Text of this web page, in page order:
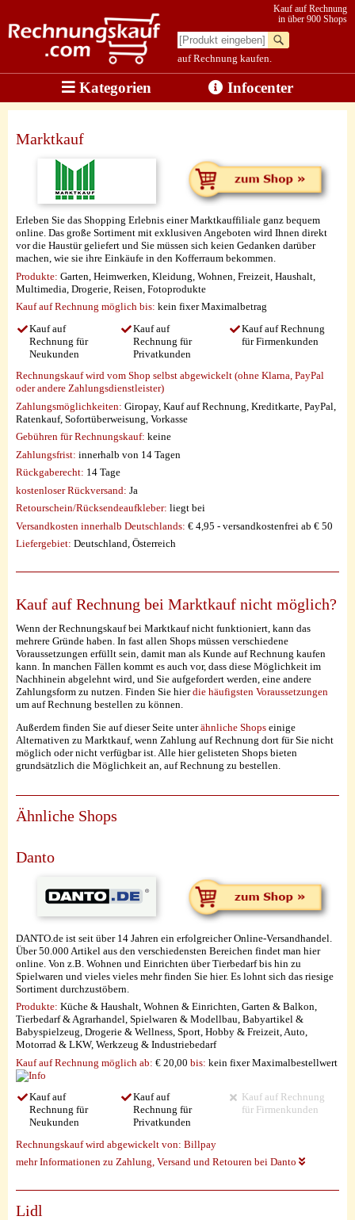
auf Rechnung kaufen.
Kauf auf Rechnung
in über 900 Shops
Kategorien Infocenter
Marktkauf
Erleben Sie das Shopping Erlebnis einer Marktkauffiliale ganz bequem
online. Das große Sortiment mit exklusiven Angeboten wird Ihnen direkt
vor die Haustür geliefert und Sie müssen sich keien Gedanken darüber
machen, wie sie ihre Einkäufe in den Kofferraum bekommen.
Produkte: Garten, Heimwerken, Kleidung, Wohnen, Freizeit, Haushalt,
Multimedia, Drogerie, Reisen, Fotoprodukte
Kauf auf Rechnung möglich bis: kein fixer Maximalbetrag
Kauf auf
Rechnung für
Neukunden
Kauf auf
Rechnung für
Privatkunden
Kauf auf Rechnung
für Firmenkunden
Rechnungskauf wird vom Shop selbst abgewickelt (ohne Klarna, PayPal
oder andere Zahlungsdienstleister)
Zahlungsmöglichkeiten: Giropay, Kauf auf Rechnung, Kreditkarte, PayPal,
Ratenkauf, Sofortüberweisung, Vorkasse
Gebühren für Rechnungskauf: keine
Zahlungsfrist: innerhalb von 14 Tagen
Rückgaberecht: 14 Tage
kostenloser Rückversand: Ja
Retourschein/Rücksendeaufkleber: liegt bei
Versandkosten innerhalb Deutschlands: € 4,95 - versandkostenfrei ab € 50
Liefergebiet: Deutschland, Österreich
Kauf auf Rechnung bei Marktkauf nicht möglich?
Wenn der Rechnungskauf bei Marktkauf nicht funktioniert, kann das
mehrere Gründe haben. In fast allen Shops müssen verschiedene
Voraussetzungen erfüllt sein, damit man als Kunde auf Rechnung kaufen
kann. In manchen Fällen kommt es auch vor, dass diese Möglichkeit im
Nachhinein abgelehnt wird, und Sie aufgefordert werden, eine andere
Zahlungsform zu nutzen. Finden Sie hierdie häufigsten Voraussetzungen
um auf Rechnung bestellen zu können.
Außerdem finden Sie auf dieser Seite unterähnliche Shops einige
Alternativen zu Marktkauf, wenn Zahlung auf Rechnung dort für Sie nicht
möglich oder nicht verfügbar ist. Alle hier gelisteten Shops bieten
grundsätzlich die Möglichkeit an, auf Rechnung zu bestellen.
Ähnliche Shops
Danto
DANTO.de ist seit über 14 Jahren ein erfolgreicher Online-Versandhandel.
Über 50.000 Artikel aus den verschiedensten Bereichen findet man hier
online. Von z.B. Wohnen und Einrichten über Tierbedarf bis hin zu
Spielwaren und vieles vieles mehr finden Sie hier. Es lohnt sich das riesige
Sortiment durchzustöbern.
Produkte: Küche & Haushalt, Wohnen & Einrichten, Garten & Balkon,
Tierbedarf & Agrarhandel, Spielwaren & Modellbau, Babyartikel &
Babyspielzeug, Drogerie & Wellness, Sport, Hobby & Freizeit, Auto,
Motorrad & LKW, Werkzeug & Industriebedarf
Kauf auf Rechnung möglich ab: € 20,00 bis: kein fixer Maximalbestellwert
Kauf auf
Rechnung für
Neukunden
Kauf auf
Rechnung für
Privatkunden
Kauf auf Rechnung
für Firmenkunden
Rechnungskauf wird abgewickelt von: Billpay
mehr Informationen zu Zahlung, Versand und Retouren bei Danto
Lidl